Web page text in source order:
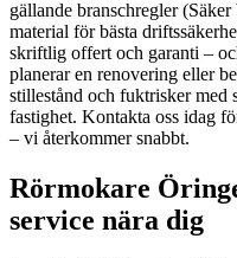
gällande branschregler
material för bästa
skriftlig offert och garanti –
planerar en renovering eller
stillestånd och fuktrisker med
fastighet. Kontakta oss idag
– vi återkommer snabbt.
Rörmokare
service nära dig